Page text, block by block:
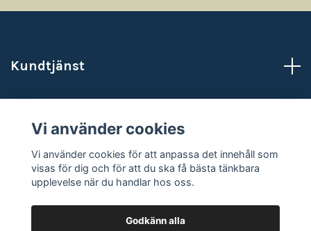
Kundtjänst
Sociala medier
Vi använder cookies
Vi använder cookies för att anpassa det innehåll som
visas för dig och för att du ska få bästa tänkbara
upplevelse när du handlar hos oss.
Godkänn alla